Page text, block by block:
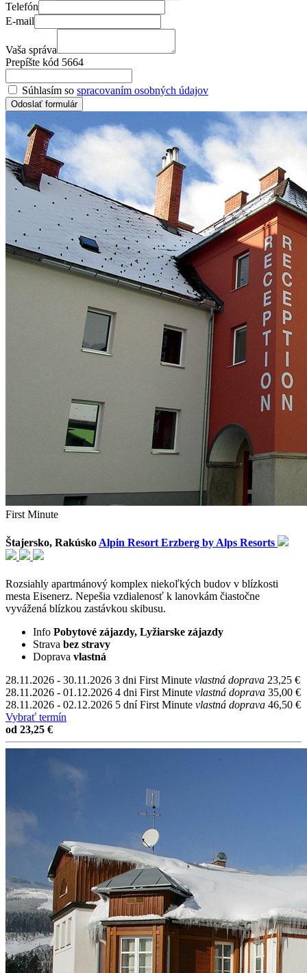
Telefón
E-mail
Vaša správa
Prepíšte kód 5664
Súhlasím so spracovaním osobných údajov
Odoslať formulár
First Minute
Štajersko, Rakúsko Alpin Resort Erzberg by Alps Resorts
Rozsiahly apartmánový komplex niekoľkých budov v blízkosti
mesta Eisenerz. Nepešia vzdialenosť k lanovkám čiastočne
vyvážená blízkou zastávkou skibusu.
Info Pobytové zájazdy, Lyžiarske zájazdy
Strava bez stravy
Doprava vlastná
28.11.2026 - 30.11.2026 3 dni First Minute vlastná doprava 23,25 €
28.11.2026 - 01.12.2026 4 dni First Minute vlastná doprava 35,00 €
28.11.2026 - 02.12.2026 5 dní First Minute vlastná doprava 46,50 €
Vybrať termín
od 23,25 €